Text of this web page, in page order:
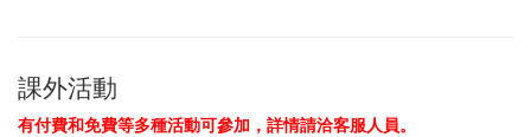
課外活動
有付費和免費等多種活動可參加，詳情請洽客服人員。